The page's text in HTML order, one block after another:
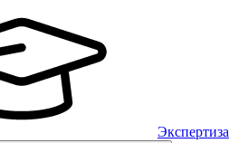
Экспертиза